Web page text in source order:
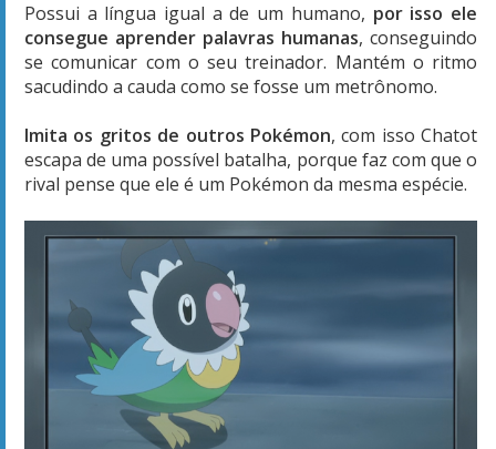
Possui a língua igual a de um humano, por isso ele
consegue aprender palavras humanas, conseguindo
se comunicar com o seu treinador. Mantém o ritmo
sacudindo a cauda como se fosse um metrônomo.
Imita os gritos de outros Pokémon, com isso Chatot
escapa de uma possível batalha, porque faz com que o
rival pense que ele é um Pokémon da mesma espécie.